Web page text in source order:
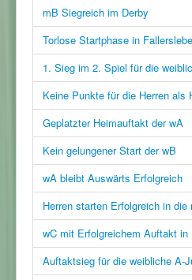
mB Siegreich im Derby
Torlose Startphase in
1. Sieg im 2. Spiel für die
Keine Punkte für die Herren als
Geplatzter Heimauftakt der wA
Kein gelungener Start der wB
wA bleibt Auswärts Erfolgreich
Herren starten Erfolgreich in die
wC mit Erfolgreichem Auftakt in
Auftaktsieg für die weibliche A-